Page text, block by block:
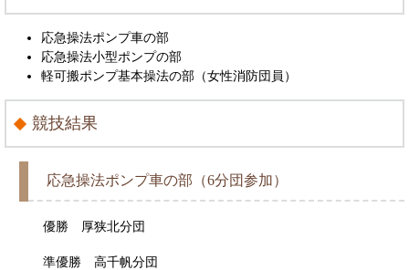
応急操法ポンプ車の部
応急操法小型ポンプの部
軽可搬ポンプ基本操法の部（女性消防団員）
競技結果
応急操法ポンプ車の部（6分団参加）
優勝 厚狭北分団
準優勝 高千帆分団